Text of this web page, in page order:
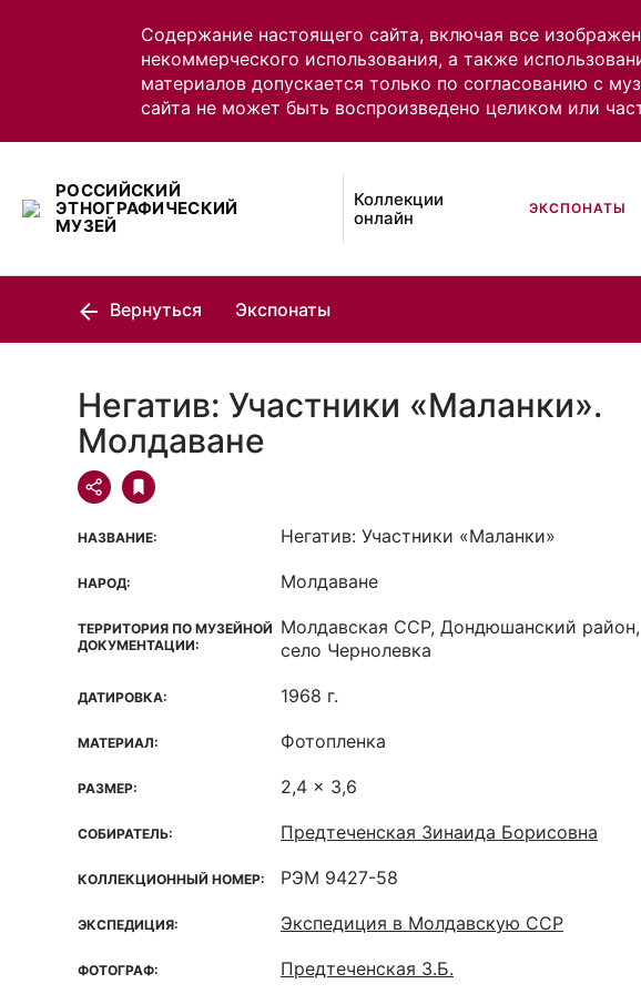
Содержание настоящего сайта, включая все
некоммерческого использования, а также
материалов допускается только по согласованию с
сайта не может быть воспроизведено целиком или
РОССИЙСКИЙ
ЭТНОГРАФИЧЕСКИЙ
МУЗЕЙ
Коллекции
онлайн
ЭКСПОНАТЫ
Вернуться Экспонаты
Негатив: Участники «Маланки».
Молдаване
НАЗВАНИЕ: Негатив: Участники «Маланки»
НАРОД: Молдаване
ТЕРРИТОРИЯ ПО МУЗЕЙНОЙ
ДОКУМЕНТАЦИИ:
Молдавская ССР, Дондюшанский район,
село Чернолевка
ДАТИРОВКА: 1968 г.
МАТЕРИАЛ: Фотопленка
РАЗМЕР: 2,4 x 3,6
СОБИРАТЕЛЬ: Предтеченская Зинаида Борисовна
КОЛЛЕКЦИОННЫЙ НОМЕР: РЭМ 9427-58
ЭКСПЕДИЦИЯ: Экспедиция в Молдавскую ССР
ФОТОГРАФ: Предтеченская З.Б.